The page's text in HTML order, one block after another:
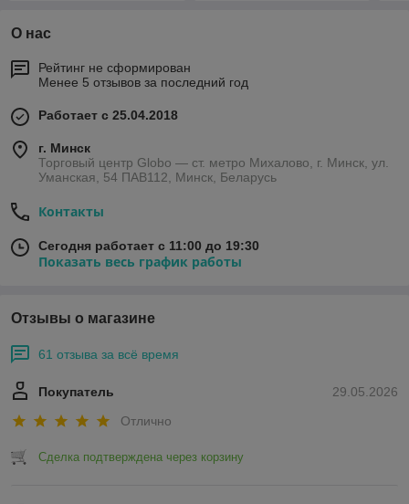
О нас
Рейтинг не сформирован
Менее 5 отзывов за последний год
Работает с 25.04.2018
г. Минск
Торговый центр Globo — ст. метро Михалово, г. Минск, ул.
Уманская, 54 ПАВ112, Минск, Беларусь
Контакты
Сегодня работает с 11:00 до 19:30
Показать весь график работы
Отзывы о магазине
61 отзыва за всё время
29.05.2026
Покупатель
Отлично
Сделка подтверждена через корзину